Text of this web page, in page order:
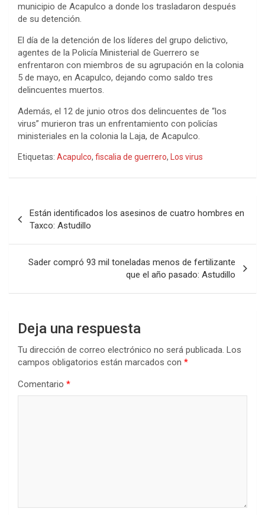
municipio de Acapulco a donde los trasladaron después
de su detención.
El día de la detención de los líderes del grupo delictivo,
agentes de la Policía Ministerial de Guerrero se
enfrentaron con miembros de su agrupación en la colonia
5 de mayo, en Acapulco, dejando como saldo tres
delincuentes muertos.
Además, el 12 de junio otros dos delincuentes de “los
virus” murieron tras un enfrentamiento con policías
ministeriales en la colonia la Laja, de Acapulco.
Etiquetas: Acapulco, fiscalia de guerrero, Los virus
de
entradas
Están identificados los asesinos de cuatro hombres en
Taxco: Astudillo
Sader compró 93 mil toneladas menos de fertilizante
que el año pasado: Astudillo
Deja una respuesta
Tu dirección de correo electrónico no será publicada. Los
campos obligatorios están marcados con *
Comentario *